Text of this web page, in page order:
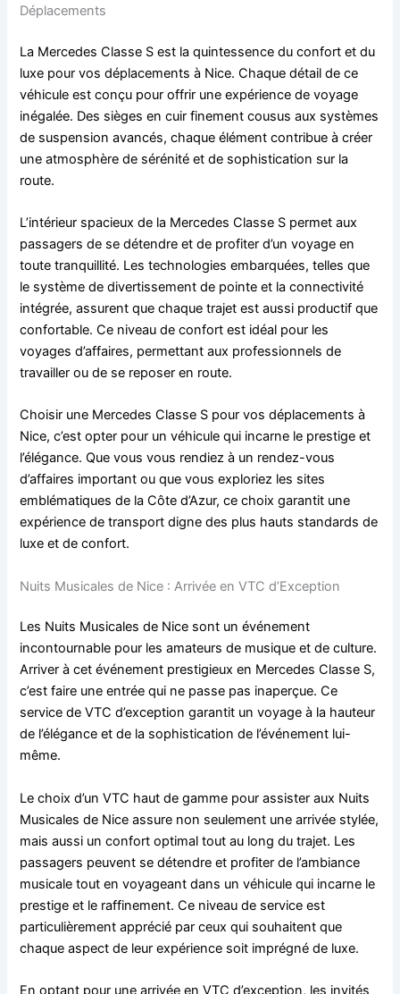
Déplacements
La Mercedes Classe S est la quintessence du confort et du
luxe pour vos déplacements à Nice. Chaque détail de ce
véhicule est conçu pour offrir une expérience de voyage
inégalée. Des sièges en cuir finement cousus aux systèmes
de suspension avancés, chaque élément contribue à créer
une atmosphère de sérénité et de sophistication sur la
route.
L’intérieur spacieux de la Mercedes Classe S permet aux
passagers de se détendre et de profiter d’un voyage en
toute tranquillité. Les technologies embarquées, telles que
le système de divertissement de pointe et la connectivité
intégrée, assurent que chaque trajet est aussi productif que
confortable. Ce niveau de confort est idéal pour les
voyages d’affaires, permettant aux professionnels de
travailler ou de se reposer en route.
Choisir une Mercedes Classe S pour vos déplacements à
Nice, c’est opter pour un véhicule qui incarne le prestige et
l’élégance. Que vous vous rendiez à un rendez-vous
d’affaires important ou que vous exploriez les sites
emblématiques de la Côte d’Azur, ce choix garantit une
expérience de transport digne des plus hauts standards de
luxe et de confort.
Nuits Musicales de Nice : Arrivée en VTC d’Exception
Les Nuits Musicales de Nice sont un événement
incontournable pour les amateurs de musique et de culture.
Arriver à cet événement prestigieux en Mercedes Classe S,
c’est faire une entrée qui ne passe pas inaperçue. Ce
service de VTC d’exception garantit un voyage à la hauteur
de l’élégance et de la sophistication de l’événement lui-
même.
Le choix d’un VTC haut de gamme pour assister aux Nuits
Musicales de Nice assure non seulement une arrivée stylée,
mais aussi un confort optimal tout au long du trajet. Les
passagers peuvent se détendre et profiter de l’ambiance
musicale tout en voyageant dans un véhicule qui incarne le
prestige et le raffinement. Ce niveau de service est
particulièrement apprécié par ceux qui souhaitent que
chaque aspect de leur expérience soit imprégné de luxe.
En optant pour une arrivée en VTC d’exception, les invités